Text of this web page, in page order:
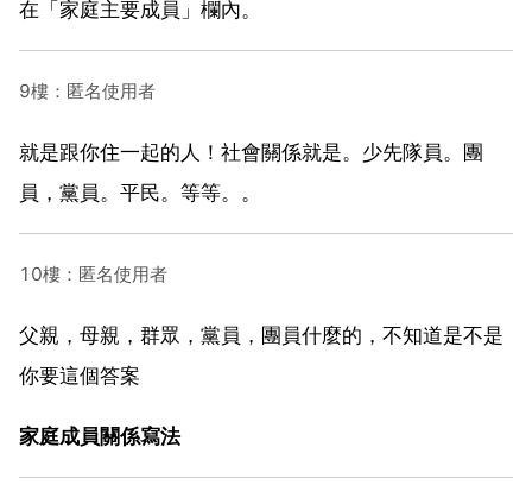
在「家庭主要成員」欄內。
9樓：匿名使用者
就是跟你住一起的人！社會關係就是。少先隊員。團
員，黨員。平民。等等。。
10樓：匿名使用者
父親，母親，群眾，黨員，團員什麼的，不知道是不是
你要這個答案
家庭成員關係寫法